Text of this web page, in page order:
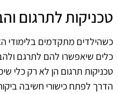
טכניקות לתרגום
כשהילדים מתקדמים בלימודי
כלים שיאפשרו להם לתרגם
טכניקות תרגום הן לא רק כלי
הדרך לפתח כישורי חשיבה